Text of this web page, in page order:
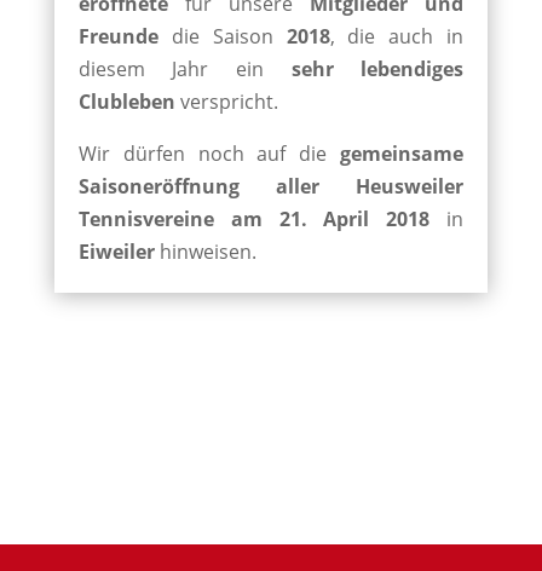
Freundedie Saison 2018, die auch in
diesem Jahr ein sehr lebendiges
Clubleben verspricht.
Wir dürfen noch auf diegemeinsame
Saisoneröffnung aller Heusweiler
Tennisvereine am 21. April 2018 in
Eiweilerhinweisen.